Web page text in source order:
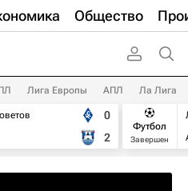
Общество
Лига Европы АПЛ Ла Лига
0
2
Футбол
Завершен